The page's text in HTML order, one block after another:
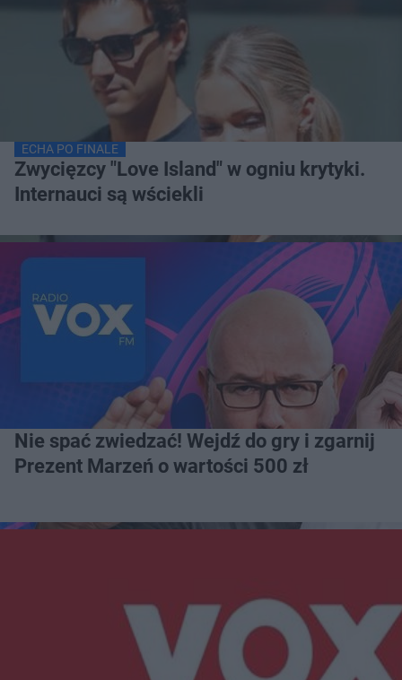
ECHA PO FINALE
Zwycięzcy "Love Island" w ogniu krytyki.
Internauci są wściekli
Nie spać zwiedzać! Wejdź do gry i zgarnij
Prezent Marzeń o wartości 500 zł